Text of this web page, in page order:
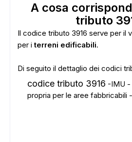
A cosa
tributo
Il codice tributo 3916 serve per il
per iterreni edificabili.
Di seguito il dettaglio dei codici
codice tributo 3916 -IMU -
propria per le aree fabbricabili